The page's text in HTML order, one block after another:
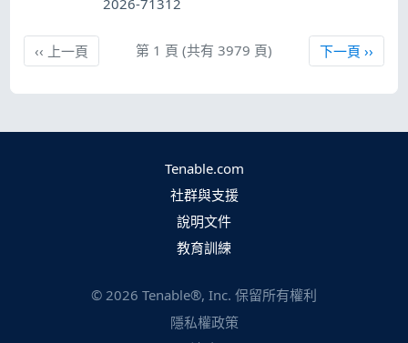
‹‹ 上一頁 第 1 頁 (共有 3979 頁) 下一頁
下一頁 ››
Tenable.com
社群與支援
說明文件
教育訓練
© 2026 Tenable®, Inc. 保留所有權利
隱私權政策